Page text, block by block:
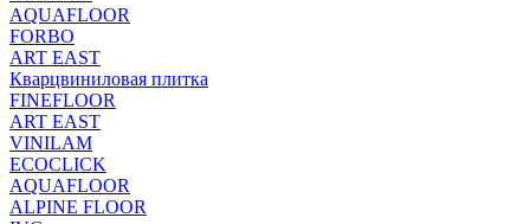
AQUAFLOOR
FORBO
ART EAST
Кварцвиниловая плитка
FINEFLOOR
ART EAST
VINILAM
ECOCLICK
AQUAFLOOR
ALPINE FLOOR